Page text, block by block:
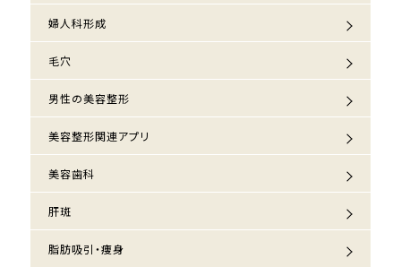
婦人科形成
毛穴
男性の美容整形
美容整形関連アプリ
美容歯科
肝斑
脂肪吸引・痩身